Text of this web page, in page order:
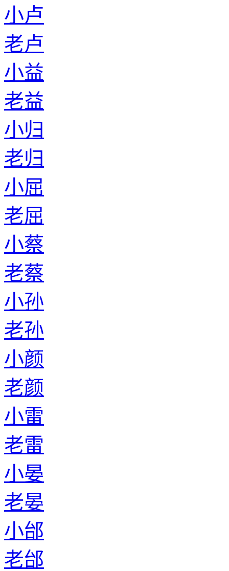
小卢
老卢
小益
老益
小归
老归
小屈
老屈
小蔡
老蔡
小孙
老孙
小颜
老颜
小雷
老雷
小晏
老晏
小邰
老邰